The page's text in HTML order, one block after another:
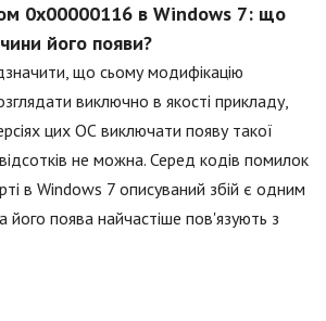
0x00000116 в Windows 7: що
його появи?
що сьому модифікацію
виключно в якості прикладу,
цих ОС виключати появу такої
не можна. Серед кодів помилок
в Windows 7 описуваний збій є одним
його поява найчастіше пов'язують з